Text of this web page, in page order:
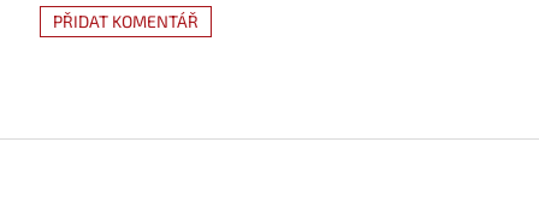
PŘIDAT KOMENTÁŘ